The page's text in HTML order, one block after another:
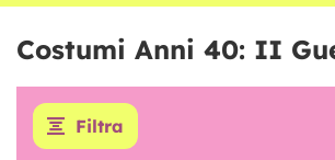
Costumi Anni 40: II
Filtra